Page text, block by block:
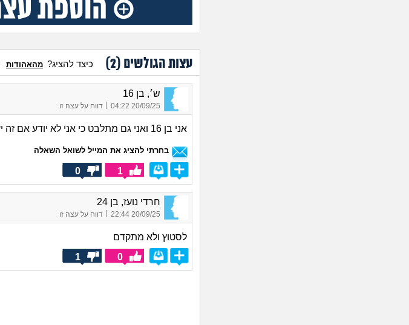
עצות הגולשים (2
) כיצד להציג? מהאהודות
ש׳, בן 16
20/09/25 04:22
| דווח על עצה זו
אני בן 16 ואני גם מתלבט כי אני לא יודע אם זה יעזור לי למצוא זוגיות
בחרתי להציג את המייל לשואל השאלה
1
0
חרדי נועז, בן 24
20/09/25 22:44
| דווח על עצה זו
לסטוץ ולא מתקדם
0
1